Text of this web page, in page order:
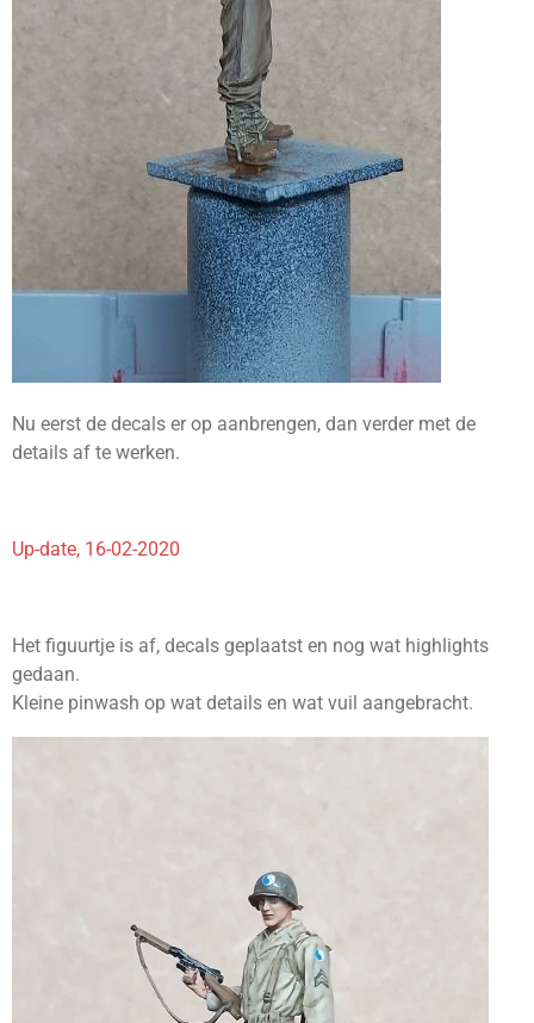
Nu eerst de decals er op aanbrengen, dan verder met de
details af te werken.
Up-date, 16-02-2020
Het figuurtje is af, decals geplaatst en nog wat highlights
gedaan.
Kleine pinwash op wat details en wat vuil aangebracht.